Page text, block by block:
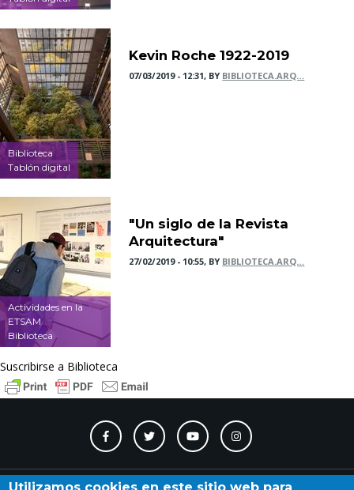
Biblioteca
Tablón digital
Kevin Roche 1922-2019
07/03/2019 - 12:31, BY BIBLIOTECA.ARQ…
Actividades en la
ETSAM
Biblioteca
"Un siglo de la Revista
Arquitectura"
27/02/2019 - 10:55, BY BIBLIOTECA.ARQ…
Suscribirse a Biblioteca
Contacto Accesibilidad Directorio Calendario